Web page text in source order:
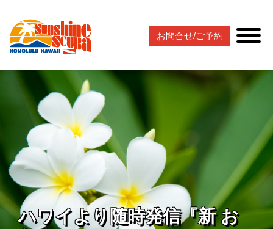
お問合せ/ご予約
ハワイより随時発信『新 お